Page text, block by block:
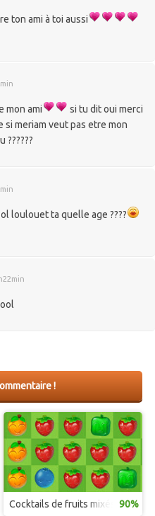
ton ami à toi aussi
mon ami
si tu dit oui merci
si meriam veut pas etre mon
loulouet ta quelle age ????
!
Cocktails de fruits mixés 90%